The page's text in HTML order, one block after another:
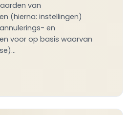
van
(hierna: instellingen)
en
voor op basis waarvan